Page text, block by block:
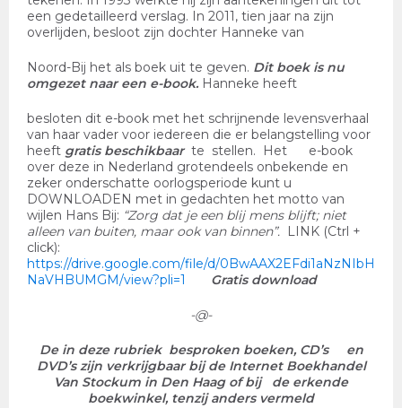
een gedetailleerd verslag. In 2011, tien jaar na zijn
overlijden, besloot zijn dochter Hanneke van
Noord-Bij het als boek uit te geven. Dit boek is nu
omgezet naar een e-book. Hanneke heeft
besloten dit e-book met het schrijnende levensverhaal
van haar vader voor iedereen die er belangstelling voor
heeft gratis beschikbaar te stellen. Het e-book
over deze in Nederland grotendeels onbekende en
zeker onderschatte oorlogsperiode kunt u
DOWNLOADEN met in gedachten het motto van
wijlen Hans Bij: “Zorg dat je een blij mens blijft; niet
alleen van buiten, maar ook van binnen”. LINK (Ctrl +
click):
https://drive.google.com/file/d/0BwAAX2EFdi1aNzNIbH
NaVHBUMGM/view?pli=1
Gratis download
-@-
De in deze rubriek besproken boeken, CD’s en
DVD’s zijn verkrijgbaar bij de Internet Boekhandel
Van Stockum in Den Haag of bij de erkende
boekwinkel, tenzij anders vermeld